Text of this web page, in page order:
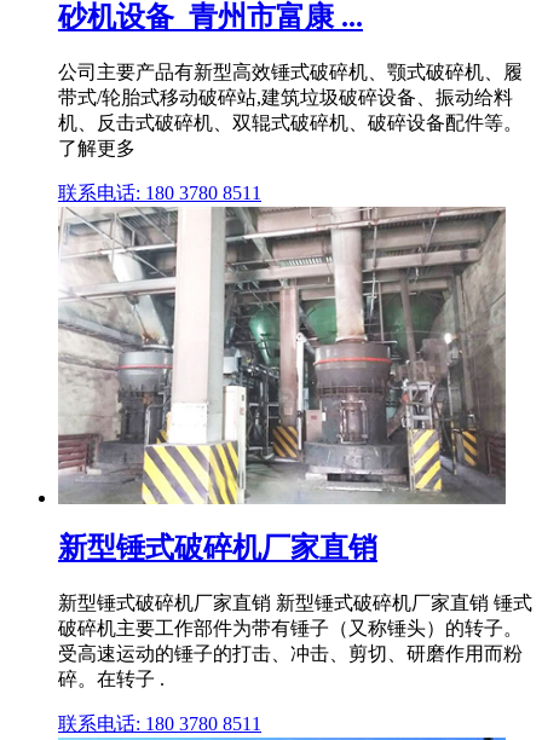
砂机设备_青州市富康 ...
公司主要产品有新型高效锤式破碎机、颚式破碎机、履
带式/轮胎式移动破碎站,建筑垃圾破碎设备、振动给料
机、反击式破碎机、双辊式破碎机、破碎设备配件等。
了解更多
联系电话: 180 3780 8511
新型锤式破碎机厂家直销
新型锤式破碎机厂家直销 新型锤式破碎机厂家直销 锤式
破碎机主要工作部件为带有锤子（又称锤头）的转子。
受高速运动的锤子的打击、冲击、剪切、研磨作用而粉
碎。在转子 .
联系电话: 180 3780 8511